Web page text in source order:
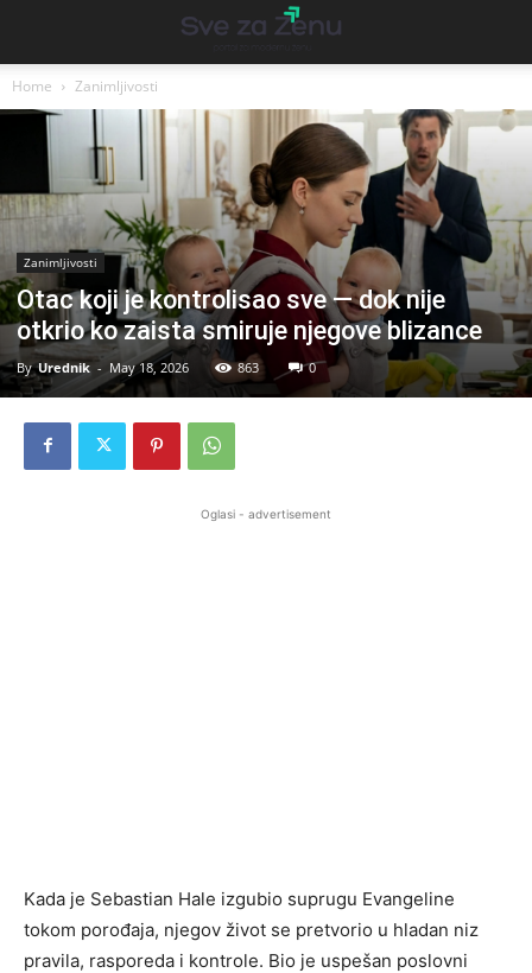
Home Zanimljivosti
Zanimljivosti
Otac koji je kontrolisao sve — dok nije
otkrio ko zaista smiruje njegove blizance
By Urednik - May 18, 2026 863 0
Oglasi - advertisement
Kada je Sebastian Hale izgubio suprugu Evangeline
tokom porođaja, njegov život se pretvorio u hladan niz
pravila, rasporeda i kontrole. Bio je uspešan poslovni